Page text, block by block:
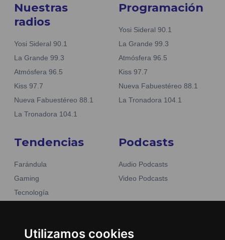
Utilizamos cookies
Nuestras
radios
Yosi Sideral 90.1
La Grande 99.3
Atmósfera 96.5
Kiss 97.7
Nueva Fabuestéreo 88.1
La Tronadora 104.1
Programación
Yosi Sideral 90.1
La Grande 99.3
Atmósfera 96.5
Kiss 97.7
Nueva Fabuestéreo 88.1
La Tronadora 104.1
Tendencias
Farándula
Gaming
Tecnología
Noticias
Podcasts
Audio Podcasts
Video Podcasts
Emisoras Unidas